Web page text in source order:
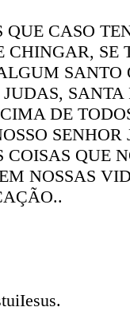
QUE CASO
SE
SANTO
SANTA
DE
SENHOR
QUE
NOSSAS